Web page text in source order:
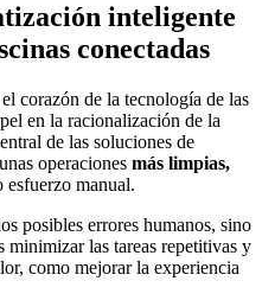
inteligente
conectadas
corazón de la tecnología de las
en la racionalización de la
de las soluciones de
operaciones más limpias,
manual.
posibles errores humanos, sino
minimizar las tareas repetitivas y
como mejorar la experiencia